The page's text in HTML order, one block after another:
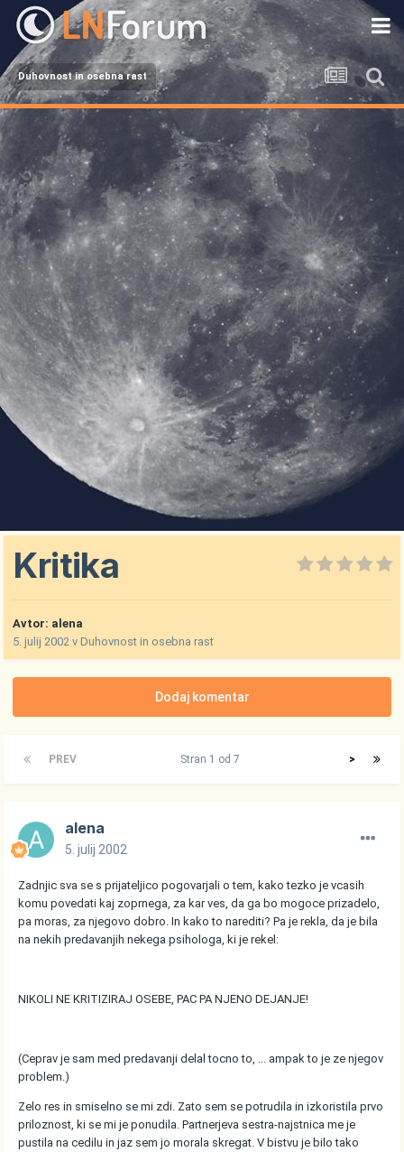
Duhovnost in osebna rast
Kritika
Avtor: alena
5. julij 2002 vDuhovnost in osebna rast
Dodaj komentar
PREV >
Stran 1 od 7
alena
5. julij 2002
Zadnjic sva se s prijateljico pogovarjali o tem, kako tezko je vcasih
komu povedati kaj zoprnega, za kar ves, da ga bo mogoce prizadelo,
pa moras, za njegovo dobro. In kako to narediti? Pa je rekla, da je bila
na nekih predavanjih nekega psihologa, ki je rekel:
NIKOLI NE KRITIZIRAJ OSEBE, PAC PA NJENO DEJANJE!
(Ceprav je sam med predavanji delal tocno to, ... ampak to je ze njegov
problem.)
Zelo res in smiselno se mi zdi. Zato sem se potrudila in izkoristila prvo
priloznost, ki se mi je ponudila. Partnerjeva sestra-najstnica me je
pustila na cedilu in jaz sem jo morala skregat. V bistvu je bilo tako